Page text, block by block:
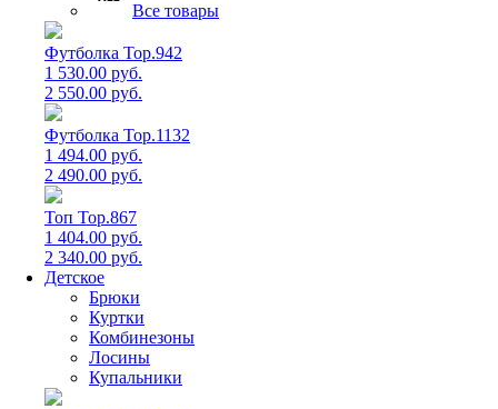
Все товары
Футболка Top.942
1 530.00 руб.
2 550.00 руб.
Футболка Top.1132
1 494.00 руб.
2 490.00 руб.
Топ Top.867
1 404.00 руб.
2 340.00 руб.
Детское
Брюки
Куртки
Комбинезоны
Лосины
Купальники